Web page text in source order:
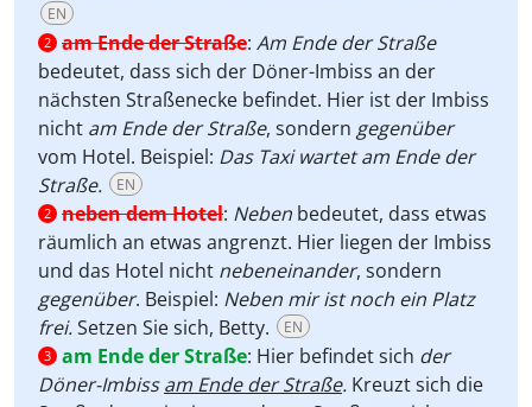
EN
2 am Ende der Straße: Am Ende der Straße
bedeutet, dass sich der Döner-Imbiss an der
nächsten Straßenecke befindet. Hier ist der Imbiss
nicht am Ende der Straße, sondern gegenüber
vom Hotel. Beispiel: Das Taxi wartet am Ende der
Straße.
EN
2 neben dem Hotel: Neben bedeutet, dass etwas
räumlich an etwas angrenzt. Hier liegen der Imbiss
und das Hotel nicht nebeneinander, sondern
gegenüber. Beispiel: Neben mir ist noch ein Platz
frei.Setzen Sie sich, Betty. EN
3 am Ende der Straße: Hier befindet sich der
Döner-Imbissam Ende der Straße. Kreuzt sich die